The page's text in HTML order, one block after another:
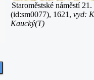
Staroměstské náměstí
(id:sm0077), 1621, vyd:
Kaucký(T)